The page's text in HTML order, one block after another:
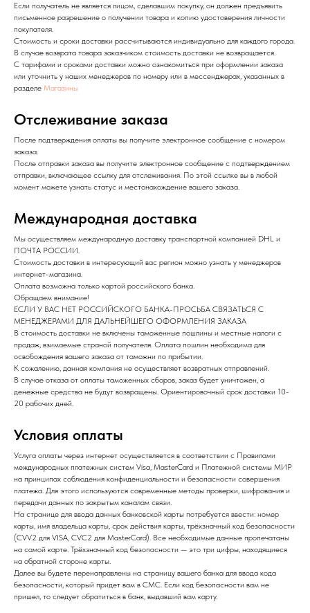
Если получатель не является лицом, сделавшим покупку, он должен предъявить
письменное разрешение о получении товара и копию удостоверения личности
покупателя.
Стоимость и сроки доставки рассчитываются индивидуально для каждого города.
В случае возврата товара заказчиком стоимость доставки не возвращается.
С тарифами и сроками доставки можно ознакомиться при оформлении заказа
или уточнить у наших менеджеров по номеру или в мессенджерах, указанных в
разделе Магазины
Отслеживание заказа
После подтверждения оплаты вы получите электронное сообщение с номером
заказа.
После отправки заказа вы получите электронное сообщение с подтверждением
отправки, включающее ссылку для отслеживания. По этой ссылке вы в любой
момент можете узнать статус и местонахождение вашего заказа.
Международная доставка
Мы осуществляем международную доставку транспортной компанией DHL и
ПОЧТА РОССИИ.
Стоимость доставки в интересующий вас регион можно узнать у менеджеров
интернет-магазина.
Оплата возможна только картой российского банка.
Обращаем внимание!
ЕСЛИ У ВАС НЕТ РОССИЙСКОГО БАНКА-ПРОСЬБА СВЯЗАТЬСЯ С
МЕНЕДЖЕРАМИ ДЛЯ ДАЛЬНЕЙШЕГО ОФОРМЛЕНИЯ ЗАКАЗА
В стоимость доставки не включены таможенные пошлины и местные налоги с
продаж, взимаемые страной получателя. Оплата пошлин необходима для
освобождения вашего заказа от таможни по прибытии.
К сожалению, данная компания не осуществляет возвратных отправлений.
В случае отказа от оплаты таможенных сборов, заказ будет уничтожен, а
денежные средства не будут возвращены. Ориентировочный срок доставки 10-
20 рабочих дней.
Условия оплаты
Услуга оплаты через интернет осуществляется в соответствии с Правилами
международных платежных систем Visa, MasterCard и Платежной системы МИР
на принципах соблюдения конфиденциальности и безопасности совершения
платежа. Для этого используются современные методы проверки, шифрования и
передачи данных по закрытым каналам связи.
На странице для ввода данных банковской карты потребуется ввести: номер
карты, имя владельца карты, срок действия карты, трёхзначный код безопасности
(CVV2 для VISA, CVC2 для MasterCard). Все необходимые данные пропечатаны
на самой карте. Трёхзначный код безопасности — это три цифры, находящиеся
на обратной стороне карты.
Далее вы будете перенаправлены на страницу вашего банка для ввода кода
безопасности, который придет вам в СМС. Если код безопасности вам не
пришел, то следует обратиться в банк, выдавший вам карту.